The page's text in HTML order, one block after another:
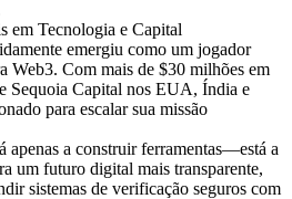
em Tecnologia e Capital
emergiu como um jogador
Web3. Com mais de $30 milhões em
Sequoia Capital nos EUA, Índia e
para escalar sua missão
apenas a construir ferramentas—está a
um futuro digital mais transparente,
sistemas de verificação seguros com